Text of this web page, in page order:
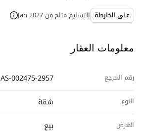
على الخارطة التسليم متاح من Jan 2027
معلومات العقار
رقم المرجع AS-002475-2957
النوع شقة
الغرض بيع